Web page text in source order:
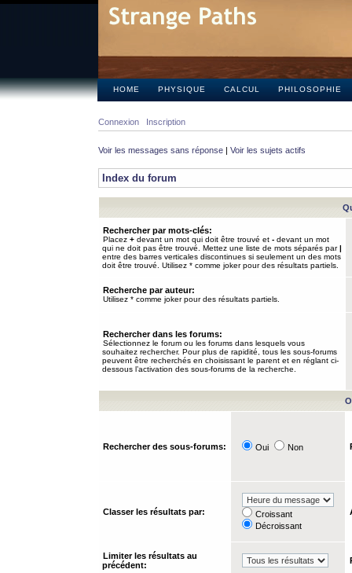
HOME PHYSIQUE CALCUL PHILOSOPHIE
Connexion Inscription
Voir les messages sans réponse | Voir les sujets actifs
Index du forum
Rechercher par mots-clés:
Placez + devant un mot qui doit être trouvé et - devant un mot
qui ne doit pas être trouvé. Mettez une liste de mots séparés par|
entre des barres verticales discontinues si seulement un des mots
doit être trouvé. Utilisez * comme joker pour des résultats partiels.
Recherche par auteur:
Utilisez * comme joker pour des résultats partiels.
Rechercher dans les forums:
Sélectionnez le forum ou les forums dans lesquels vous
souhaitez rechercher. Pour plus de rapidité, tous les sous-forums
peuvent être recherchés en choisissant le parent et en réglant ci-
dessous l’activation des sous-forums de la recherche.
Rechercher des sous-forums: Oui Non
Classer les résultats par:
Croissant
Décroissant
Limiter les résultats au
précédent: